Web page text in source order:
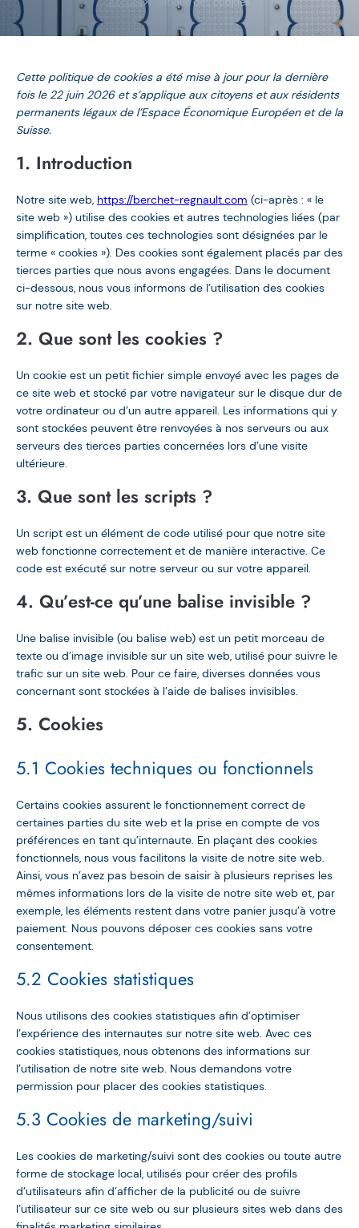
Cette politique de cookies a été mise à jour pour la dernière
fois le 22 juin 2026 et s’applique aux citoyens et aux résidents
permanents légaux de l’Espace Économique Européen et de la
Suisse.
1. Introduction
Notre site web, https://berchet-regnault.com (ci-après : « le
site web ») utilise des cookies et autres technologies liées (par
simplification, toutes ces technologies sont désignées par le
terme « cookies »). Des cookies sont également placés par des
tierces parties que nous avons engagées. Dans le document
ci-dessous, nous vous informons de l’utilisation des cookies
sur notre site web.
2. Que sont les cookies ?
Un cookie est un petit fichier simple envoyé avec les pages de
ce site web et stocké par votre navigateur sur le disque dur de
votre ordinateur ou d’un autre appareil. Les informations qui y
sont stockées peuvent être renvoyées à nos serveurs ou aux
serveurs des tierces parties concernées lors d’une visite
ultérieure.
3. Que sont les scripts ?
Un script est un élément de code utilisé pour que notre site
web fonctionne correctement et de manière interactive. Ce
code est exécuté sur notre serveur ou sur votre appareil.
4. Qu’est-ce qu’une balise invisible ?
Une balise invisible (ou balise web) est un petit morceau de
texte ou d’image invisible sur un site web, utilisé pour suivre le
trafic sur un site web. Pour ce faire, diverses données vous
concernant sont stockées à l’aide de balises invisibles.
5. Cookies
5.1 Cookies techniques ou fonctionnels
Certains cookies assurent le fonctionnement correct de
certaines parties du site web et la prise en compte de vos
préférences en tant qu’internaute. En plaçant des cookies
fonctionnels, nous vous facilitons la visite de notre site web.
Ainsi, vous n’avez pas besoin de saisir à plusieurs reprises les
mêmes informations lors de la visite de notre site web et, par
exemple, les éléments restent dans votre panier jusqu’à votre
paiement. Nous pouvons déposer ces cookies sans votre
consentement.
5.2 Cookies statistiques
Nous utilisons des cookies statistiques afin d’optimiser
l’expérience des internautes sur notre site web. Avec ces
cookies statistiques, nous obtenons des informations sur
l’utilisation de notre site web. Nous demandons votre
permission pour placer des cookies statistiques.
5.3 Cookies de marketing/suivi
Les cookies de marketing/suivi sont des cookies ou toute autre
forme de stockage local, utilisés pour créer des profils
d’utilisateurs afin d’afficher de la publicité ou de suivre
l’utilisateur sur ce site web ou sur plusieurs sites web dans des